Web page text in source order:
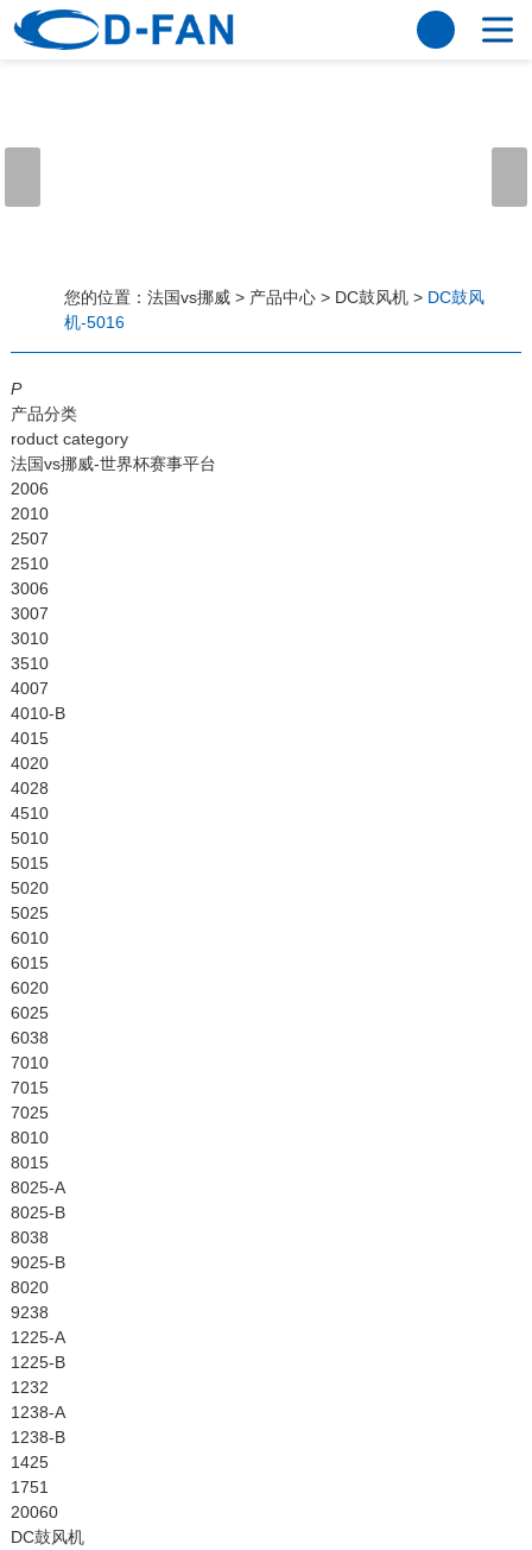
法国vs挪威
应用案例
工程案例
解决方案
新闻资讯
法国vs挪威
行业资讯
常见问题
法国vs挪威-世界杯赛事平台
联系方式
客户留言
人才招聘
English
您的位置： 法国vs挪威> 产品中心> DC鼓风机> DC鼓风
机-5016
P
产品分类
roduct category
法国vs挪威-世界杯赛事平台
2006
2010
2507
2510
3006
3007
3010
3510
4007
4010-B
4015
4020
4028
4510
5010
5015
5020
5025
6010
6015
6020
6025
6038
7010
7015
7025
8010
8015
8025-A
8025-B
8038
9025-B
8020
9238
1225-A
1225-B
1232
1238-A
1238-B
1425
1751
20060
DC鼓风机